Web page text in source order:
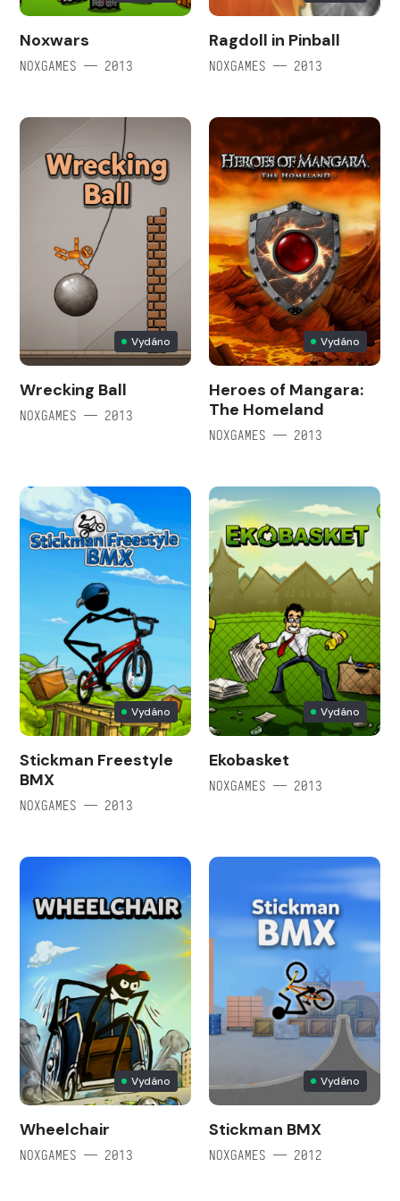
Noxwars
NOXGAMES — 2013
Ragdoll in Pinball
NOXGAMES — 2013
Vydáno
Wrecking Ball
NOXGAMES — 2013
Vydáno
Heroes of Mangara:
The Homeland
NOXGAMES — 2013
Vydáno
Stickman Freestyle
BMX
NOXGAMES — 2013
Vydáno
Ekobasket
NOXGAMES — 2013
Vydáno
Wheelchair
NOXGAMES — 2013
Vydáno
Stickman BMX
NOXGAMES — 2012